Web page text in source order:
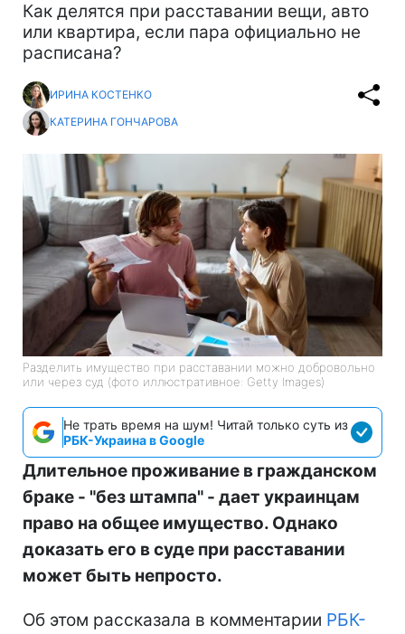
Как делятся при расставании вещи, авто
или квартира, если пара официально не
расписана?
ИРИНА КОСТЕНКО
КАТЕРИНА ГОНЧАРОВА
Разделить имущество при расставании можно добровольно
или через суд (фото иллюстративное: Getty Images)
Не трать время на шум! Читай только суть из
РБК-Украина в Google
Длительное проживание в гражданском
браке - "без штампа" - дает украинцам
право на общее имущество. Однако
доказать его в суде при расставании
может быть непросто.
Об этом рассказала в комментарии РБК-